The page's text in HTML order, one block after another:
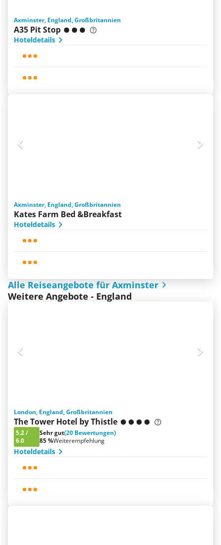
Axminster, England, Großbritannien
A35 Pit Stop
Hoteldetails
Axminster, England, Großbritannien
Kates Farm Bed &Breakfast
Hoteldetails
Alle Reiseangebote für Axminster
Weitere Angebote - England
London, England, Großbritannien
The Tower Hotel by Thistle
5.2/
6.0
Sehr gut(20 Bewertungen)
85 %Weiterempfehlung
Hoteldetails